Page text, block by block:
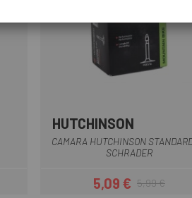
HUTCHINSON
CAMARA HUTCHINSON
SCHRADER
Precio
5,09 €Precio regular
5,99 €